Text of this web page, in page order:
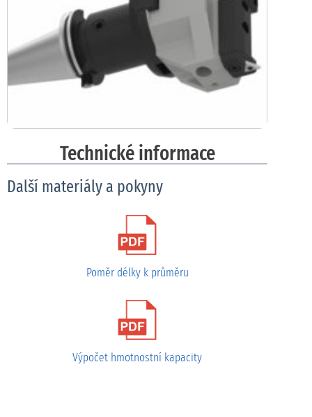
Technické informace
Další materiály a pokyny
Poměr délky k průměru
Výpočet hmotnostní kapacity